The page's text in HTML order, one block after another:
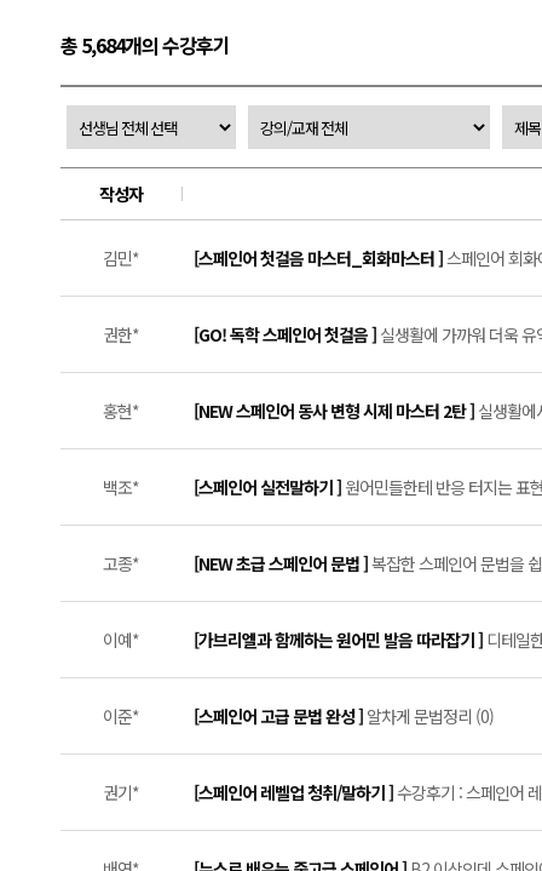
총 5,684개의 수강후기
작성자
김민* [스페인어 첫걸음 마스터_회화마스터 ]스페인어 회
권한* [GO! 독학 스페인어 첫걸음 ] 실생활에 가까워 더욱
홍현* [NEW 스페인어 동사 변형 시제 마스터 2탄 ] 실생활에
백조* [스페인어 실전말하기 ] 원어민들한테 반응 터지는 표
고종* [NEW 초급 스페인어 문법 ]복잡한 스페인어 문법을
이예* [가브리엘과 함께하는 원어민 발음 따라잡기 ] 디테일
이준* [스페인어 고급 문법 완성 ] 알차게 문법정리 (0)
권기* [스페인어 레벨업 청취/말하기 ]수강후기 : 스페인어